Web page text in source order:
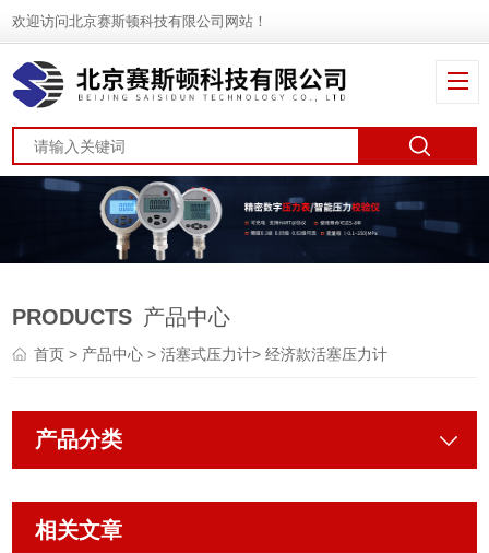
欢迎访问北京赛斯顿科技有限公司网站！
PRODUCTS 产品中心
首页> 产品中心>活塞式压力计>经济款活塞压力计
产品分类
相关文章